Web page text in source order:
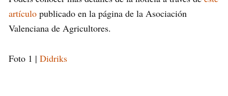
artículo publicado en la página de la Asociación
Valenciana de Agricultores.
Foto 1 | Didriks